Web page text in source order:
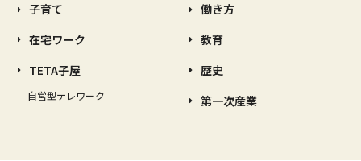
子育て
在宅ワーク
TETA子屋
自営型テレワーク
働き方
教育
歴史
第一次産業